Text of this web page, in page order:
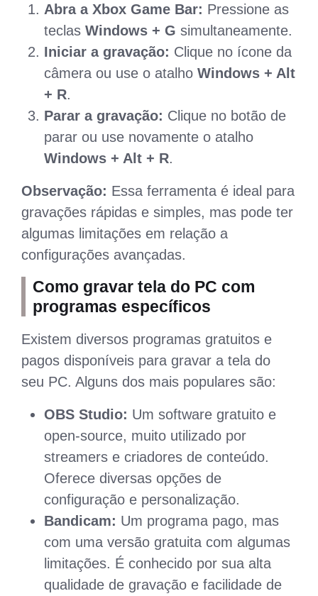
Abra a Xbox Game Bar: Pressione as
teclas Windows + G simultaneamente.
Iniciar a gravação: Clique no ícone da
câmera ou use o atalho Windows + Alt
+ R.
Parar a gravação: Clique no botão de
parar ou use novamente o atalho
Windows + Alt + R.
Observação: Essa ferramenta é ideal para
gravações rápidas e simples, mas pode ter
algumas limitações em relação a
configurações avançadas.
Como gravar tela do PC com
programas específicos
Existem diversos programas gratuitos e
pagos disponíveis para gravar a tela do
seu PC. Alguns dos mais populares são:
OBS Studio: Um software gratuito e
open-source, muito utilizado por
streamers e criadores de conteúdo.
Oferece diversas opções de
configuração e personalização.
Bandicam: Um programa pago, mas
com uma versão gratuita com algumas
limitações. É conhecido por sua alta
qualidade de gravação e facilidade de